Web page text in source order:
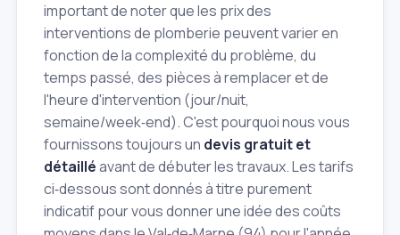
important de noter que les prix des
interventions de plomberie peuvent varier en
fonction de la complexité du problème, du
temps passé, des pièces à remplacer et de
l'heure d'intervention (jour/nuit,
semaine/week‑end). C'est pourquoi nous vous
fournissons toujours un devis gratuit et
détailléavant de débuter les travaux. Les tarifs
ci‑dessous sont donnés à titre purement
indicatif pour vous donner une idée des coûts